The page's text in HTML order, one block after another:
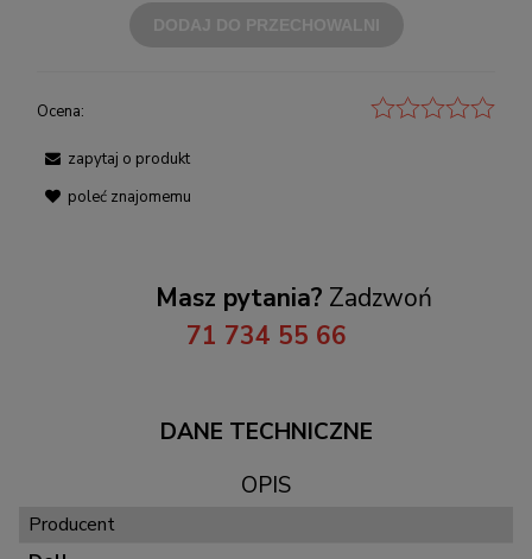
Ocena:
zapytaj o produkt
poleć znajomemu
Masz pytania? Zadzwoń
71 734 55 66
DANE TECHNICZNE
OPIS
Producent